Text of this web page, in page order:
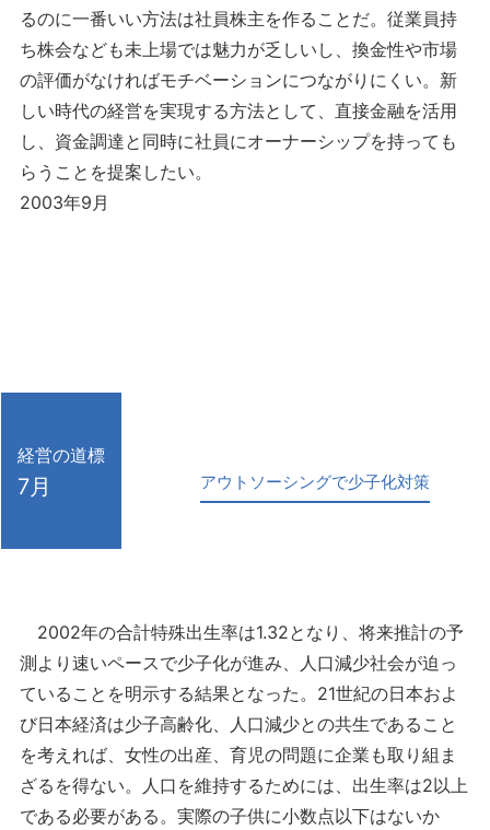
るのに一番いい方法は社員株主を作ることだ。従業員持
ち株会なども未上場では魅力が乏しいし、換金性や市場
の評価がなければモチベーションにつながりにくい。新
しい時代の経営を実現する方法として、直接金融を活用
し、資金調達と同時に社員にオーナーシップを持っても
らうことを提案したい。
2003年9月
経営の道標
7月 アウトソーシングで少子化対策
2002年の合計特殊出生率は1.32となり、将来推計の予
測より速いペースで少子化が進み、人口減少社会が迫っ
ていることを明示する結果となった。21世紀の日本およ
び日本経済は少子高齢化、人口減少との共生であること
を考えれば、女性の出産、育児の問題に企業も取り組ま
ざるを得ない。人口を維持するためには、出生率は2以上
である必要がある。実際の子供に小数点以下はないか